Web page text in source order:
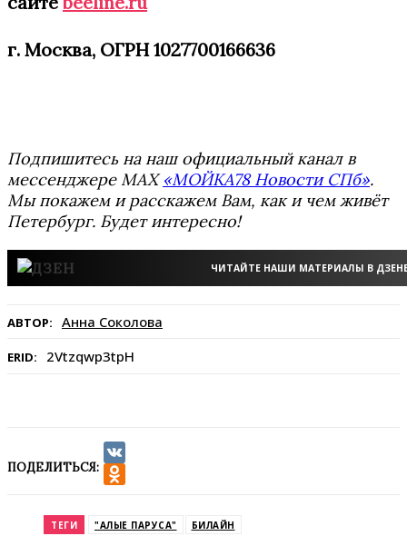
г. Москва, ОГРН 1027700166636
Подпишитесь на наш официальный канал в
мессенджере MAX«МОЙКА78 Новости СПб».
Мы покажем и расскажем Вам, как и чем живёт
Петербург. Будет интересно!
ЧИТАЙТЕ НАШИ МАТЕРИАЛЫ В
АВТОР: Анна Соколова
ERID: 2Vtzqwp3tpH
ПОДЕЛИТЬСЯ:
VK
ТЕГИ "АЛЫЕ ПАРУСА" БИЛАЙН